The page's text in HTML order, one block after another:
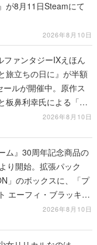
が8月11日Steamにて
2026年8月10日
ファンタジーIXえほん
旅立ちの日に』が半額
ルが開催中。原作ス
板鼻利幸氏による「ビ
2026年8月10日
ム』30周年記念商品の
り開始。拡張パック
」のボックスに、「プ
エーフィ・ブラッキ
」の計3商品2026年8月10日